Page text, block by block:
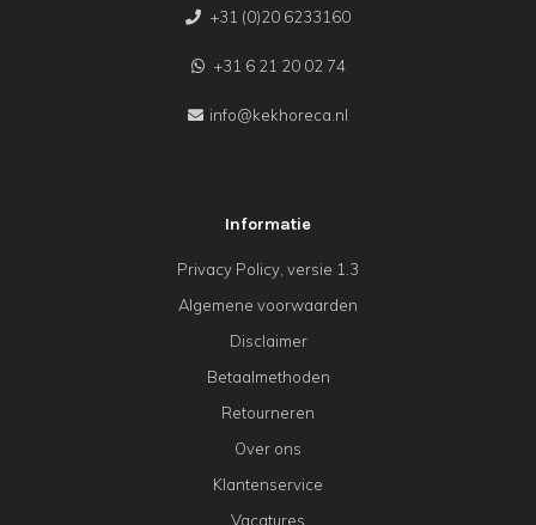
+31 (0)20 6233160
+31 6 21 20 02 74
info@kekhoreca.nl
Informatie
Privacy Policy, versie 1.3
Algemene voorwaarden
Disclaimer
Betaalmethoden
Retourneren
Over ons
Klantenservice
Vacatures